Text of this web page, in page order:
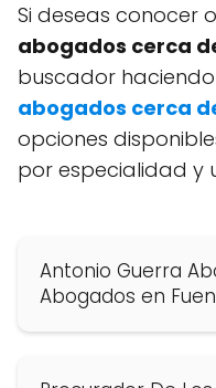
Si deseas conocer
abogados cerca
buscador
abogados cerca
opciones
por especialidad y
Antonio Guerra
Abogados en